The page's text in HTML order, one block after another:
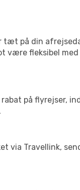
tæt på din
være fleksibel
på flyrejser,
via Travellink,